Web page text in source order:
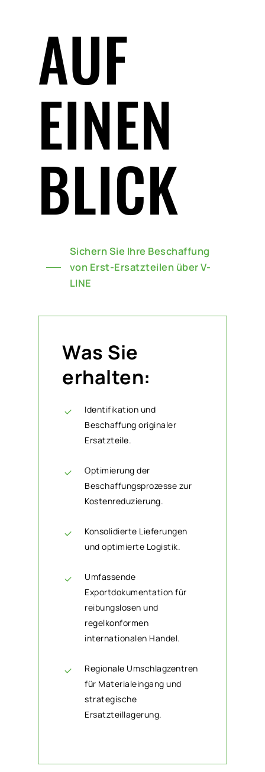
AUF
EINEN
BLICK
Sichern Sie Ihre Beschaffung
von Erst-Ersatzteilen über V-
LINE
Was Sie
erhalten:
Identifikation und
Beschaffung originaler
Ersatzteile.
Optimierung der
Beschaffungsprozesse zur
Kostenreduzierung.
Konsolidierte Lieferungen
und optimierte Logistik.
Umfassende
Exportdokumentation für
reibungslosen und
regelkonformen
internationalen Handel.
Regionale Umschlagzentren
für Materialeingang und
strategische
Ersatzteillagerung.